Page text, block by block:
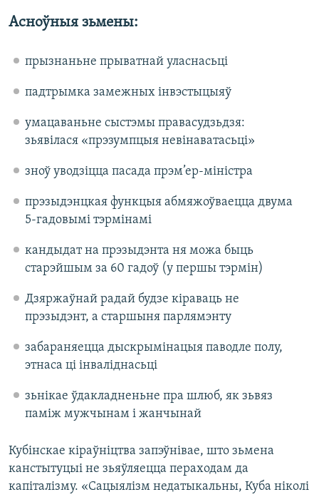
Асноўныя зьмены:
прызнаньне прыватнай уласнасьці
падтрымка замежных інвэстыцыяў
умацаваньне сыстэмы правасудзьдзя:
зьявілася «прэзумпцыя невінаватасьці»
зноў уводзіцца пасада прэм’ер-міністра
прэзыдэнцкая функцыя абмяжоўваецца двума
5-гадовымі тэрмінамі
кандыдат на прэзыдэнта ня можа быць
старэйшым за 60 гадоў (у першы тэрмін)
Дзяржаўнай радай будзе кіраваць не
прэзыдэнт, а старшыня парлямэнту
забараняецца дыскрымінацыя паводле полу,
этнаса ці інваліднасьці
зьнікае ўдакладненьне пра шлюб, як зьвяз
паміж мужчынам і жанчынай
Кубінскае кіраўніцтва запэўнівае, што зьмена
канстытуцыі не зьяўляецца пераходам да
капіталізму. «Сацыялізм недатыкальны, Куба ніколі